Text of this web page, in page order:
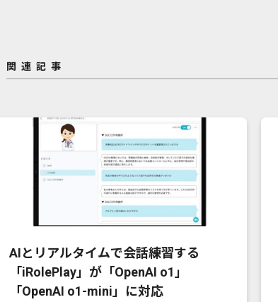
関連記事
AIとリアルタイムで会話練習する
「iRolePlay」が「OpenAI o1」
「OpenAI o1-mini」に対応